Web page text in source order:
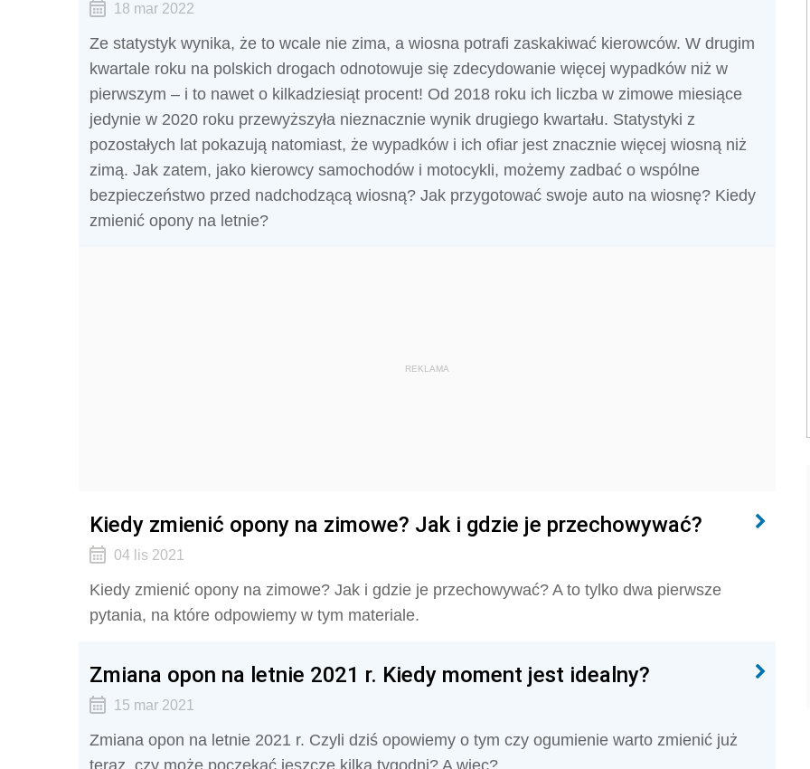
18 mar 2022
Ze statystyk wynika, że to wcale nie zima, a wiosna potrafi zaskakiwać kierowców. W drugim
kwartale roku na polskich drogach odnotowuje się zdecydowanie więcej wypadków niż w
pierwszym – i to nawet o kilkadziesiąt procent! Od 2018 roku ich liczba w zimowe miesiące
jedynie w 2020 roku przewyższyła nieznacznie wynik drugiego kwartału. Statystyki z
pozostałych lat pokazują natomiast, że wypadków i ich ofiar jest znacznie więcej wiosną niż
zimą. Jak zatem, jako kierowcy samochodów i motocykli, możemy zadbać o wspólne
bezpieczeństwo przed nadchodzącą wiosną? Jak przygotować swoje auto na wiosnę? Kiedy
zmienić opony na letnie?
REKLAMA
Kiedy zmienić opony na zimowe? Jak i gdzie je przechowywać?
04 lis 2021
Kiedy zmienić opony na zimowe? Jak i gdzie je przechowywać? A to tylko dwa pierwsze
pytania, na które odpowiemy w tym materiale.
Zmiana opon na letnie 2021 r. Kiedy moment jest idealny?
15 mar 2021
Zmiana opon na letnie 2021 r. Czyli dziś opowiemy o tym czy ogumienie warto zmienić już
teraz, czy może poczekać jeszcze kilka tygodni? A więc?